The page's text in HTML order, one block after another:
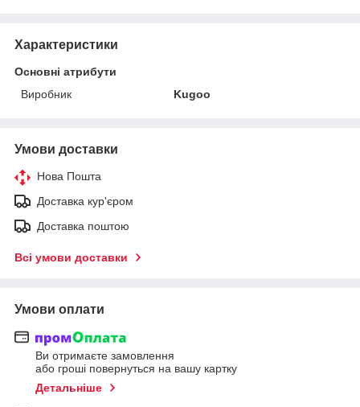
Характеристики
Основні атрибути
Виробник
Kugoo
Умови доставки
Нова Пошта
Доставка кур'єром
Доставка поштою
Всі умови доставки
Умови оплати
Ви отримаєте замовлення
або гроші повернуться на вашу картку
Детальніше